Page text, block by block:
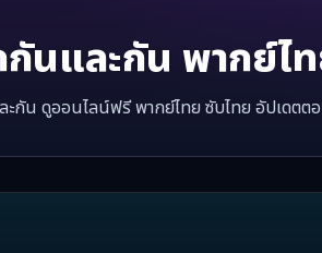
นและกัน พากย์ไ
ะกัน ดูออนไลน์ฟรี พากย์ไทย ซับไทย อัปเดตต